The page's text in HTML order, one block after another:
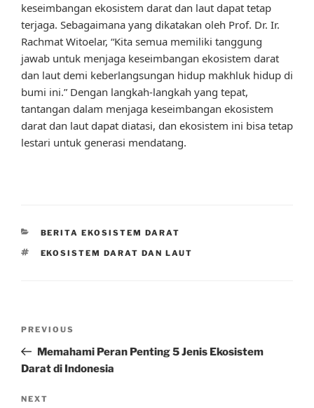
keseimbangan ekosistem darat dan laut dapat tetap
terjaga. Sebagaimana yang dikatakan oleh Prof. Dr. Ir.
Rachmat Witoelar, “Kita semua memiliki tanggung
jawab untuk menjaga keseimbangan ekosistem darat
dan laut demi keberlangsungan hidup makhluk hidup di
bumi ini.” Dengan langkah-langkah yang tepat,
tantangan dalam menjaga keseimbangan ekosistem
darat dan laut dapat diatasi, dan ekosistem ini bisa tetap
lestari untuk generasi mendatang.
CATEGORIES
BERITA EKOSISTEM DARAT
TAGS
EKOSISTEM DARAT DAN LAUT
Previous
Post
PREVIOUS
Memahami Peran Penting 5 Jenis Ekosistem
Darat di Indonesia
Next
NEXT